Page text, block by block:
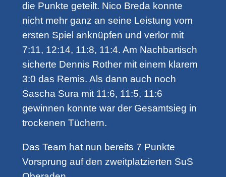
die Punkte geteilt. Nico Breda konnte
nicht mehr ganz an seine Leistung vom
ersten Spiel anknüpfen und verlor mit
7:11, 12:14, 11:8, 11:4. Am Nachbartisch
sicherte Dennis Rother mit einem klarem
3:0 das Remis. Als dann auch noch
Sascha Sura mit 11:6, 11:5, 11:6
gewinnen konnte war der Gesamtsieg in
trockenen Tüchern.
Das Team hat nun bereits 7 Punkte
Vorsprung auf den zweitplatzierten SuS